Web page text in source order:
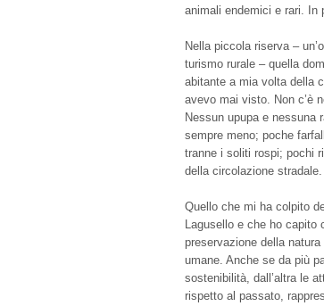
animali endemici e rari. In
Nella piccola riserva –
turismo rurale – quella
abitante a mia volta della
avevo mai visto. Non c’è
Nessun upupa e nessuna
sempre meno; poche
tranne i soliti rospi; pochi
della circolazione stradale.
Quello che mi ha colpito
Lagusello e che ho capito
preservazione della
umane. Anche se da più
sostenibilità, dall’altra le
rispetto al passato,